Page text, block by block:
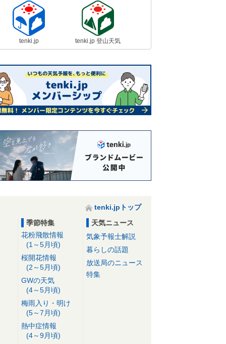
tenki.jp tenki.jp 登山天気
tenki.jpトップ
季節特集
花粉飛散情報
(1～5月頃)
桜開花情報
(2～5月頃)
GWの天気
(4～5月頃)
梅雨入り・明け
(5～7月頃)
熱中症情報
(4～9月頃)
天気ニュース
気象予報士解説
暮らしの話題
放送局のニュース
特集